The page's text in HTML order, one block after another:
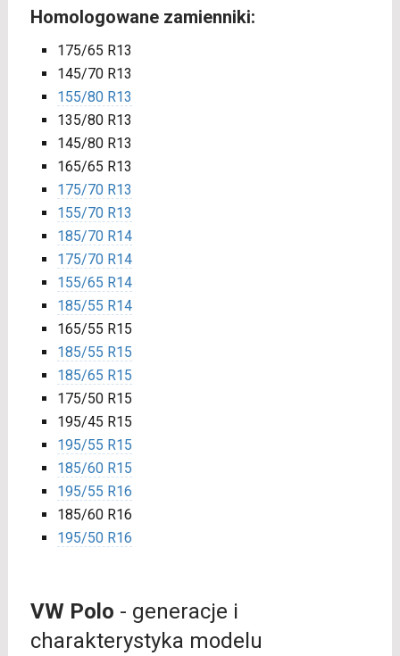
Homologowane zamienniki:
175/65 R13
145/70 R13
155/80 R13
135/80 R13
145/80 R13
165/65 R13
175/70 R13
155/70 R13
185/70 R14
175/70 R14
155/65 R14
185/55 R14
165/55 R15
185/55 R15
185/65 R15
175/50 R15
195/45 R15
195/55 R15
185/60 R15
195/55 R16
185/60 R16
195/50 R16
VW Polo - generacje i
charakterystyka modelu